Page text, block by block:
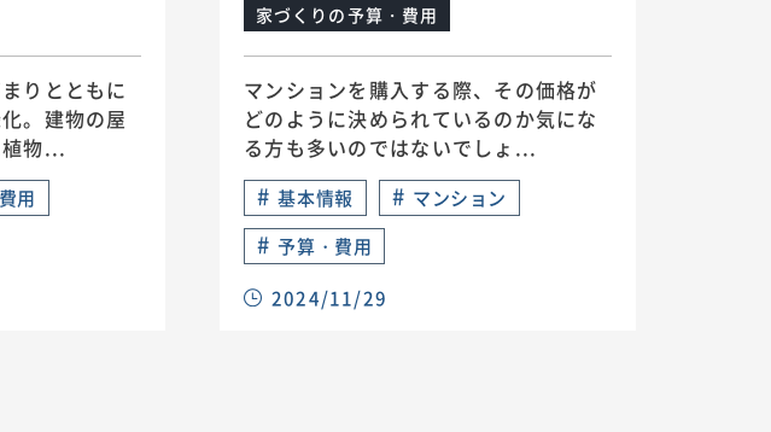
りとともに
。建物の屋
物...
用
家づくりの予算・費用
マンションを購入する際、その価格が
どのように決められているのか気にな
る方も多いのではないでしょ...
# 基本情報 # マンション
# 予算・費用
2024/11/29